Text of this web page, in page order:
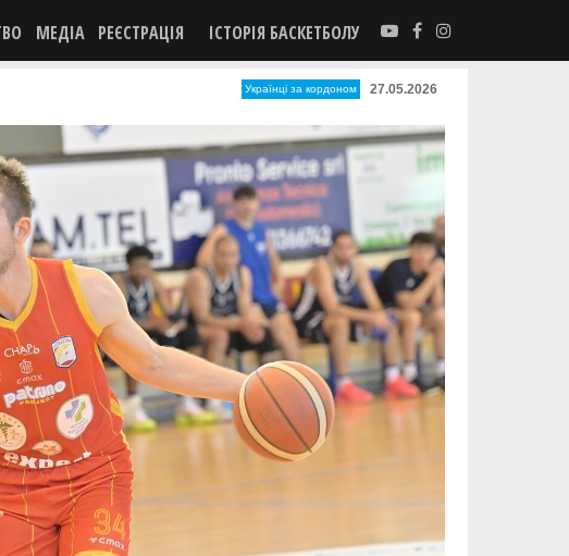
МЕДІА РЕЄСТРАЦІЯ ІСТОРІЯ БАСКЕТБОЛУ
Українці за кордоном 27.05.2026